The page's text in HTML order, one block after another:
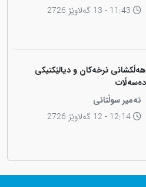
هەڵکشانی نرخەکان و دیالێکتیکی
دەسەڵات
ئەمیر سوڵتانی
12:14 - 12 گەلاوێژ 2726